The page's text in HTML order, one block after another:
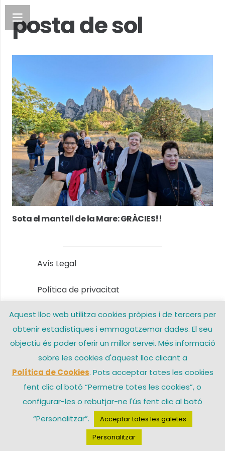
posta de sol
Sota el mantell de la Mare: GRÀCIES!!
Avís Legal
Política de privacitat
Política de Cookies
Contacte
© 2026 Arxiprestat Santa Coloma de Gramenet – Una web de
Aquest lloc web utilitza cookies pròpies i de tercers per
obtenir estadístiques i emmagatzemar dades. El seu
objectiu és poder oferir un millor servei. Més informació
sobre les cookies d'aquest lloc clicant a
Política de Cookies. Pots acceptar totes les cookies
fent clic al botó “Permetre totes les cookies”, o
configurar-les o rebutjar-ne l'ús fent clic al botó
“Personalitzar”.
Acceptar totes les galetes
Personalitzar